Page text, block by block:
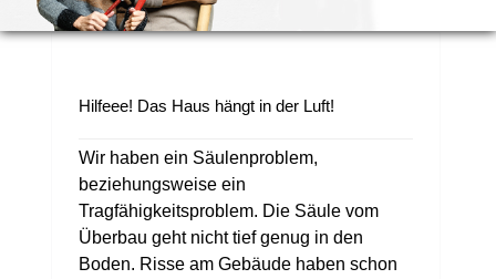
Hilfeee! Das Haus hängt in der Luft!
Wir haben ein Säulenproblem,
beziehungsweise ein
Tragfähigkeitsproblem. Die Säule vom
Überbau geht nicht tief genug in den
Boden. Risse am Gebäude haben schon